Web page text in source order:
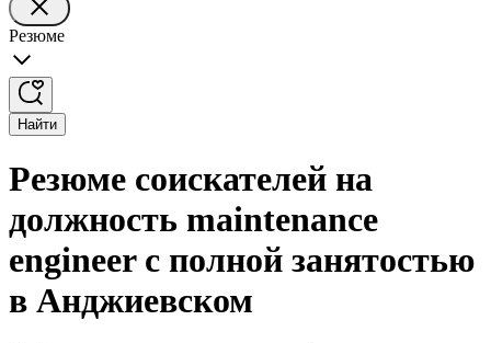
Резюме
Найти
Резюме соискателей на
должность maintenance
engineer с полной занятостью
в Анджиевском